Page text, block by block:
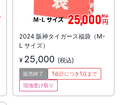
2024 阪神タイガース福袋（M-
L サイズ）
¥ 25,000 (税込)
販売終了 1会計につき 1点まで
現地受け取り